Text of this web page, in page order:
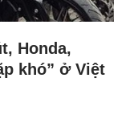
Honda,
khó” ở Việt